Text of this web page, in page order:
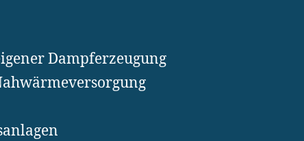
Dampferzeugung